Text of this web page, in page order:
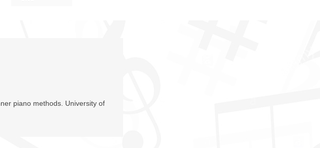
piano methods. University of